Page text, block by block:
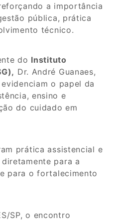
a importância
pública, prática
técnico.
do Instituto
Dr. André Guanaes,
o papel da
ensino e
do cuidado em
prática assistencial e
para a
para o fortalecimento
SP, o encontro